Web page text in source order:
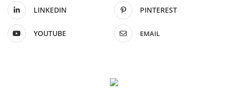
LINKEDIN PINTEREST
YOUTUBE EMAIL